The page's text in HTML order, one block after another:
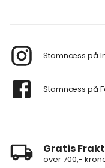
Stamnæss på
Stamnæss på
Gratis Frakt
over 700,-